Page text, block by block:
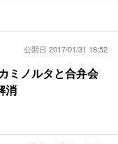
公開日 2017/01/31 18:52
ミノルタと合弁会
消